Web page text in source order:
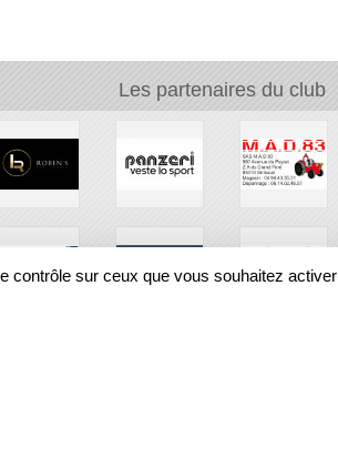
Les partenaires du club
contrôle sur ceux que vous souhaitez activer